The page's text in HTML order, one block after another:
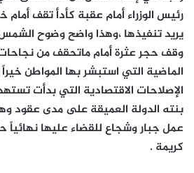
رئيس الوزراء أمام عقبة كأدأ تقف
يريد تنفيذها ،وهذا واضح وضوح
وقف حجر عثرة أمام ماتحقف من نجاحات
الماضية التي استبشر بها المواطن
الإصلاحات الاقتصادية التي بدأت
بنته الدولة العميقة على مدى عقود
عمل جبار وشجاع للقضاء عليها
كريمة .